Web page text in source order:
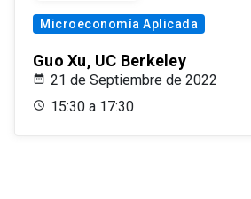
Microeconomía Aplicada
Guo Xu, UC Berkeley
21 de Septiembre de 2022
15:30 a 17:30